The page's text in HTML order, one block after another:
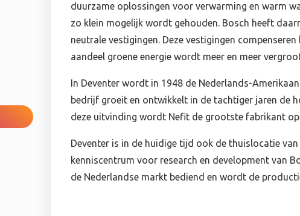
duurzame oplossingen voor verwarming en warm
zo klein mogelijk wordt gehouden. Bosch heeft
neutrale vestigingen. Deze vestigingen
aandeel groene energie wordt meer en meer
In Deventer wordt in 1948 de Nederlands-
bedrijf groeit en ontwikkelt in de tachtiger jaren de
deze uitvinding wordt Nefit de grootste fabrikant op
Deventer is in de huidige tijd ook de thuislocatie
kenniscentrum voor research en development van
de Nederlandse markt bediend en wordt de